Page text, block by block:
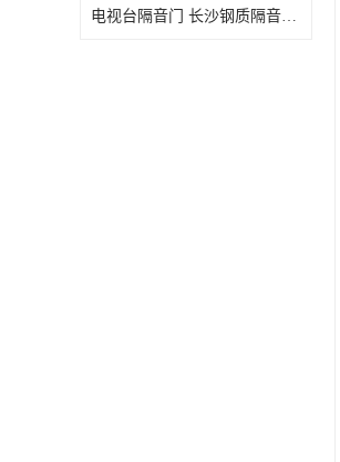
电视台隔音门 长沙钢质隔音门哪家好